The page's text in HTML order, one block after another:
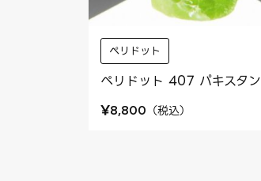
ペリドット
ペリドット 407 パキスタン
¥8,800 （税込）